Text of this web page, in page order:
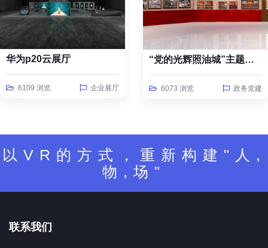
华为p20云展厅
6109 浏览 企业展厅
“党的光辉照油城”主题线上云展览
6073 浏览 政务党建
以VR的方式，重新构建"人,
物,场"
联系我们